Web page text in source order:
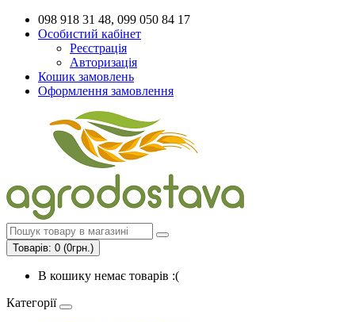
098 918 31 48, 099 050 84 17
Особистий кабінет
Реєстрація
Авторизація
Кошик замовлень
Оформлення замовлення
Товарів: 0 (0грн.)
В кошику немає товарів :(
Категорії